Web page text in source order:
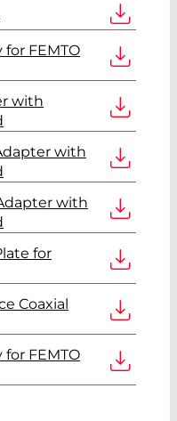
for FEMTO
with
with
with
for
Coaxial
for FEMTO